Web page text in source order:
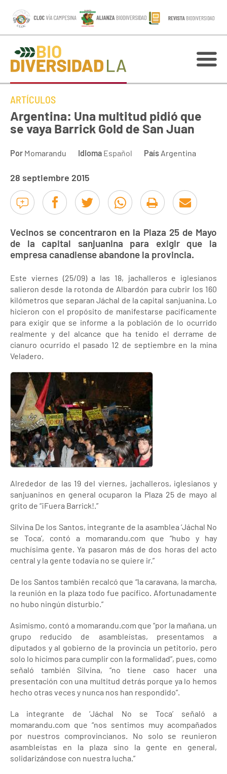
ARTÍCULOS
Argentina: Una multitud pidió que
se vaya Barrick Gold de San Juan
Por Momarandu Idioma Español País Argentina
28 septiembre 2015
Vecinos se concentraron en la Plaza 25 de Mayo
de la capital sanjuanina para exigir que la
empresa canadiense abandone la provincia.
Este viernes (25/09) a las 18, jachalleros e iglesianos
salieron desde la rotonda de Albardón para cubrir los 160
kilómetros que separan Jáchal de la capital sanjuanina. Lo
hicieron con el propósito de manifestarse pacíficamente
para exigir que se informe a la población de lo ocurrido
realmente y del alcance que ha tenido el derrame de
cianuro ocurrido el pasado 12 de septiembre en la mina
Veladero.
Alrededor de las 19 del viernes, jachalleros, iglesianos y
sanjuaninos en general ocuparon la Plaza 25 de mayo al
grito de “¡Fuera Barrick!.”
Silvina De los Santos, integrante de la asamblea ‘Jáchal No
se Toca’, contó a momarandu.com que “hubo y hay
muchísima gente. Ya pasaron más de dos horas del acto
central y la gente todavía no se quiere ir.”
De los Santos también recalcó que “la caravana, la marcha,
la reunión en la plaza todo fue pacífico. Afortunadamente
no hubo ningún disturbio.”
Asimismo, contó a momarandu.com que “por la mañana, un
grupo reducido de asambleístas, presentamos a
diputados y al gobierno de la provincia un petitorio, pero
solo lo hicimos para cumplir con la formalidad”, pues, como
señaló también Silvina, “no tiene caso hacer una
presentación con una multitud detrás porque ya lo hemos
hecho otras veces y nunca nos han respondido”.
La integrante de ‘Jáchal No se Toca’ señaló a
momarandu.com que “nos sentimos muy acompañados
por nuestros comprovincianos. No solo se reunieron
asambleístas en la plaza sino la gente en general,
solidarizándose con nuestra lucha.”